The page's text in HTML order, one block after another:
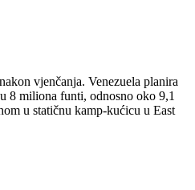
vjenčanja. Venezuela planira
8 miliona funti, odnosno oko 9,1
u statičnu kamp-kućicu u East